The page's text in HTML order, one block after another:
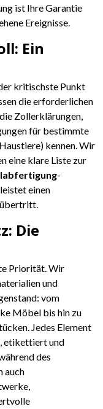
ist Ihre Garantie
Ereignisse.
Ein
kritischste Punkt
die erforderlichen
Zollerklärungen,
für bestimmte
kennen. Wir
eine klare Liste zur
-
einen
Die
Priorität. Wir
und
vom
Möbel bis hin zu
Jedes Element
etikettiert und
des
auch